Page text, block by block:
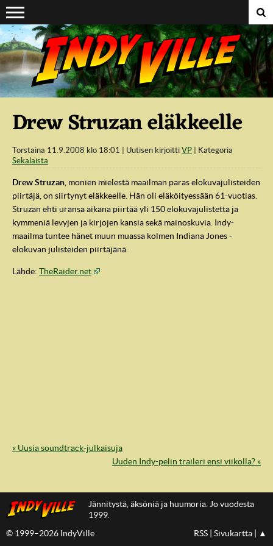
Suoraan sisältöön
IndyVille
Drew Struzan eläkkeelle
Torstaina 11.9.2008 klo 18:01 Uutisen kirjoitti VP
Kategoria
Sekalaista
Drew Struzan , monien mielestä maailman paras elokuvajulisteiden
piirtäjä, on siirtynyt eläkkeelle. Hän oli eläköityessään 61-vuotias.
Struzan ehti uransa aikana piirtää yli 150 elokuvajulistetta ja
kymmeniä levyjen ja kirjojen kansia sekä mainoskuvia. Indy-
maailma tuntee hänet muun muassa kolmen Indiana Jones -
elokuvan julisteiden piirtäjänä.
Lähde: TheRaider.net
« Uusia soundtrack-julkaisuja
Uuden Indy-pelin traileri ensi viikolla? »
Jännitystä, äksöniä ja huumoria. Jo vuodesta
1999.
© 1999–2026 IndyVille
RSS Sivukartta ▲